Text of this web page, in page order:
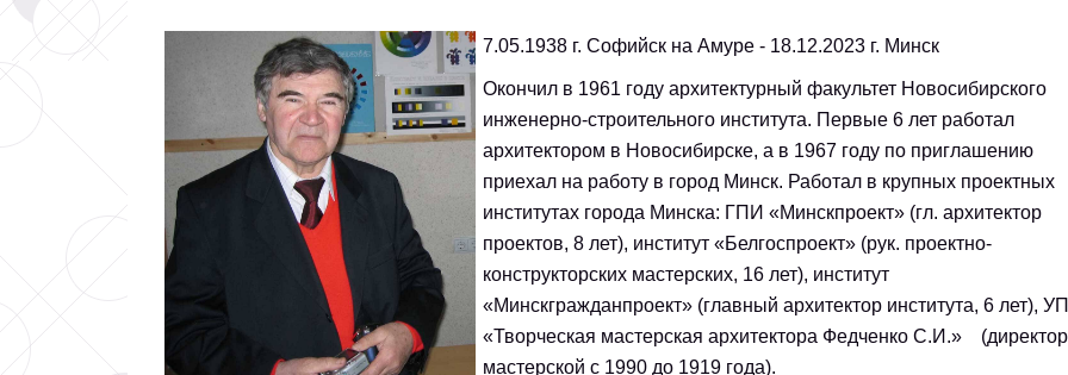
7.05.1938 г. Софийск на Амуре - 18.12.2023 г. Минск
Окончил в 1961 году архитектурный факультет Новосибирского
инженерно-строительного института. Первые 6 лет работал
архитектором в Новосибирске, а в 1967 году по приглашению
приехал на работу в город Минск. Работал в крупных проектных
институтах города Минска: ГПИ «Минскпроект» (гл. архитектор
проектов, 8 лет), институт «Белгоспроект» (рук. проектно-
конструкторских мастерских, 16 лет), институт
«Минскгражданпроект» (главный архитектор института, 6 лет), УП
«Творческая мастерская архитектора Федченко С.И.» (директор
мастерской с 1990 до 1919 года).